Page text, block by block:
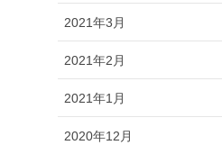
2021年3月
2021年2月
2021年1月
2020年12月